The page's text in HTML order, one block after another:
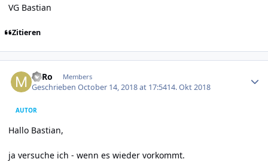
VG Bastian
Zitieren
MiRo Members
GeschriebenOctober 14, 2018 at 17:5414. Okt 2018
AUTOR
Hallo Bastian,
ja versuche ich - wenn es wieder vorkommt.